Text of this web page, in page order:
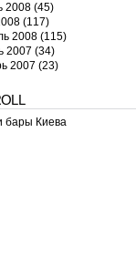
2008(45)
(117)
2008(115)
2007 (34)
2007 (23)
бары Киева